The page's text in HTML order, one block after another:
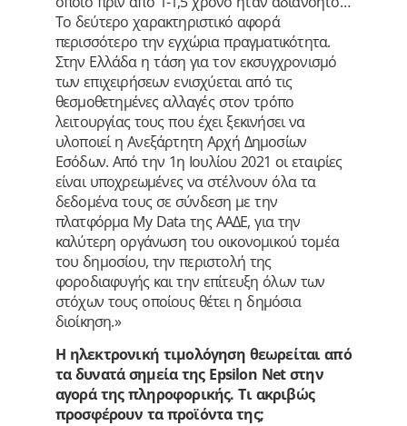
Το δεύτερο χαρακτηριστικό αφορά
περισσότερο την εγχώρια πραγματικότητα.
Στην Ελλάδα η τάση για τον εκσυγχρονισμό
των επιχειρήσεων ενισχύεται από τις
θεσμοθετημένες αλλαγές στον τρόπο
λειτουργίας τους που έχει ξεκινήσει να
υλοποιεί η Ανεξάρτητη Αρχή Δημοσίων
Εσόδων. Από την 1η Ιουλίου 2021 οι εταιρίες
είναι υποχρεωμένες να στέλνουν όλα τα
δεδομένα τους σε σύνδεση με την
πλατφόρμα My Data της ΑΑΔΕ, για την
καλύτερη οργάνωση του οικονομικού τομέα
του δημοσίου, την περιστολή της
φοροδιαφυγής και την επίτευξη όλων των
στόχων τους οποίους θέτει η δημόσια
διοίκηση.»
Η ηλεκτρονική τιμολόγηση θεωρείται από
τα δυνατά σημεία της Epsilon Net στην
αγορά της πληροφορικής. Τι ακριβώς
προσφέρουν τα προϊόντα της;